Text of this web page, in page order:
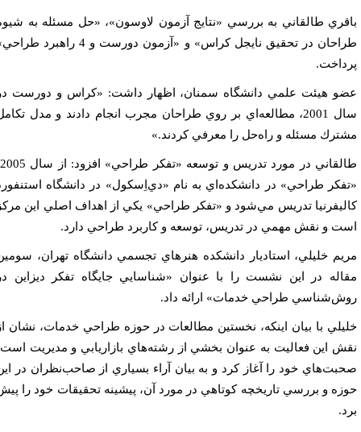
طالقاني به بررسي «نتايج آزمون لاوسون»، «حل مسئله به شيوه
طراحان در تحقيق نايجل كراس» و «آزمون دورست و 4 راهبرد طراحي»
هيئت علمي دانشگاه سمنان، اظهار داشت: «كراس و دورست در
سال 2001، مطالعه‌اي بر روي طراحان مجرب انجام دادند و مدل تكامل
مسئله‌ و راه‌حل را معرفي كردند.»
طالقاني در مورد تدريس و توسعه «تفكر طراحي» افزود: از سال 2005،
طراحي» در دانشكده‌اي به نام «دي‌اِسكول» در دانشگاه استنفورد
تدريس مي‌شود و «تفكر طراحي» يكي از اهداف اصلي اين مركز
و نقش مهمي در تدريس، توسعه و كاربرد طراحي دارد.
خليلي، استاديار دانشكده هنرهاي تجسمي دانشگاه تهران، سومين
در اين نشست را با عنوان «شناسايي جايگاه تفكر ديزاين در
طراحي خدمات» ارائه داد.
با بيان اينكه، نخستين مطالعات در حوزه طراحي خدمات، نشان از
اين فعاليت به عنوان بخشي از رشته‌هاي بازاريابي و مديريت است،
خود را آغاز كرد و به بيان آراء بسياري از صاحب‌نظران در اين
و بررسي تاريخچه‌ كوتاهي در مورد آن، پيشينه تحقيقات خود را پيش